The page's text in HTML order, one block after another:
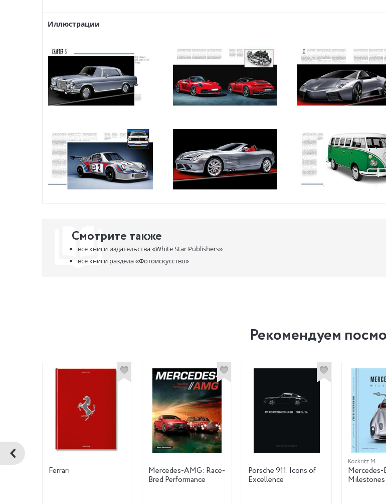
Иллюстрации
Смотрите также
все книги издательства«White Star Publishers»
все книги раздела«Фотоискусство»
Рекомендуем
Ferrari
Mercedes-AMG: Race-
Bred Performance
Porsche 911. Icons of
Excellence
Kockritz M.
Mercedes-
Milestones